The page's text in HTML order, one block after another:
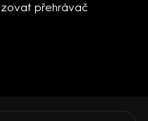
přehrávač